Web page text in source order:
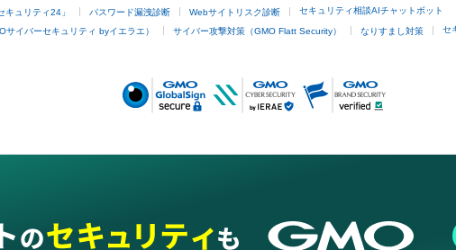
ュリティ24」 パスワード漏洩診断 Webサイトリスク診断 セキュリティ相談AIチャットボット
サイバーセキュリティ byイエラエ） サイバー攻撃対策（GMO Flatt Security） なりすまし対策 セ